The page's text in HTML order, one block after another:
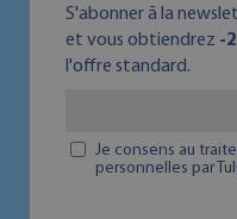
S'abonner ā la
et vous obtiendrez -
l'offre standard.
Je consens au
personnelles par